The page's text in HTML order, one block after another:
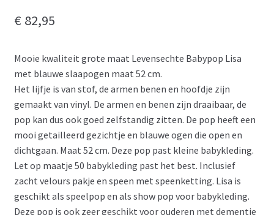
€ 82,95
Mooie kwaliteit grote maat Levensechte Babypop Lisa
met blauwe slaapogen maat 52 cm.
Het lijfje is van stof, de armen benen en hoofdje zijn
gemaakt van vinyl. De armen en benen zijn draaibaar, de
pop kan dus ook goed zelfstandig zitten. De pop heeft een
mooi getailleerd gezichtje en blauwe ogen die open en
dichtgaan. Maat 52 cm. Deze pop past kleine babykleding.
Let op maatje 50 babykleding past het best. Inclusief
zacht velours pakje en speen met speenketting. Lisa is
geschikt als speelpop en als show pop voor babykleding.
Deze pop is ook zeer geschikt voor ouderen met dementie